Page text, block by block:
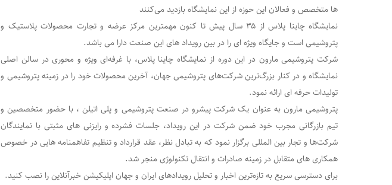
ها متخصص و فعالان این حوزه از این نمایشگاه بازدید می‌کنند
نمایشگاه چاینا پلاس از ۳۵ سال پیش تا کنون مهمترین مرکز عرضه و تجارت محصولات پلاستیک و
پتروشیمی است و جایگاه ویژه ای را در بین رویداد های این صنعت دارا می باشد.
شرکت پتروشیمی مارون در این دوره از نمایشگاه چاینا پلاس، با غرفه‌ای ویژه و محوری در سالن اصلی
نمایشگاه و در کنار بزرگ‌ترین شرکت‌های پتروشیمی جهان، آخرین محصولات خود را در زمینه پتروشیمی و
تولیدات حرفه ای ارائه نمود.
پتروشیمی مارون به عنوان یک شرکت پیشرو در صنعت پتروشیمی و پلی اتیلن ، با حضور متخصصین و
تیم بازرگانی مجرب خود ضمن شرکت در این رویداد، جلسات فشرده و رایزنی های مثبتی با نمایندگان
شرکت‌ها و تجار بین المللی برگزار نمود که به تبادل نظر، عقد قرارداد و تنظیم تفاهمنامه هایی در خصوص
همکاری های متقابل در زمینه صادرات و انتقال تکنولوژی منجر شد.
برای دسترسی سریع به تازه‌ترین اخبار و تحلیل‌ رویدادهای ایران و جهان اپلیکیشن خبرآنلاین را نصب کنید.